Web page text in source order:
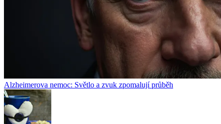
Alzheimerova nemoc: Světlo a zvuk zpomalují průběh